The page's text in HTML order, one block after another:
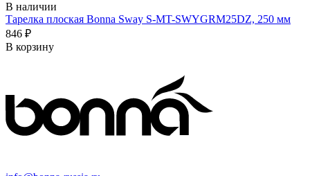
В наличии
Тарелка плоская Bonna Sway S-MT-SWYGRM25DZ, 250 мм
846 ₽
В корзину